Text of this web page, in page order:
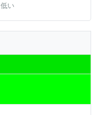
い